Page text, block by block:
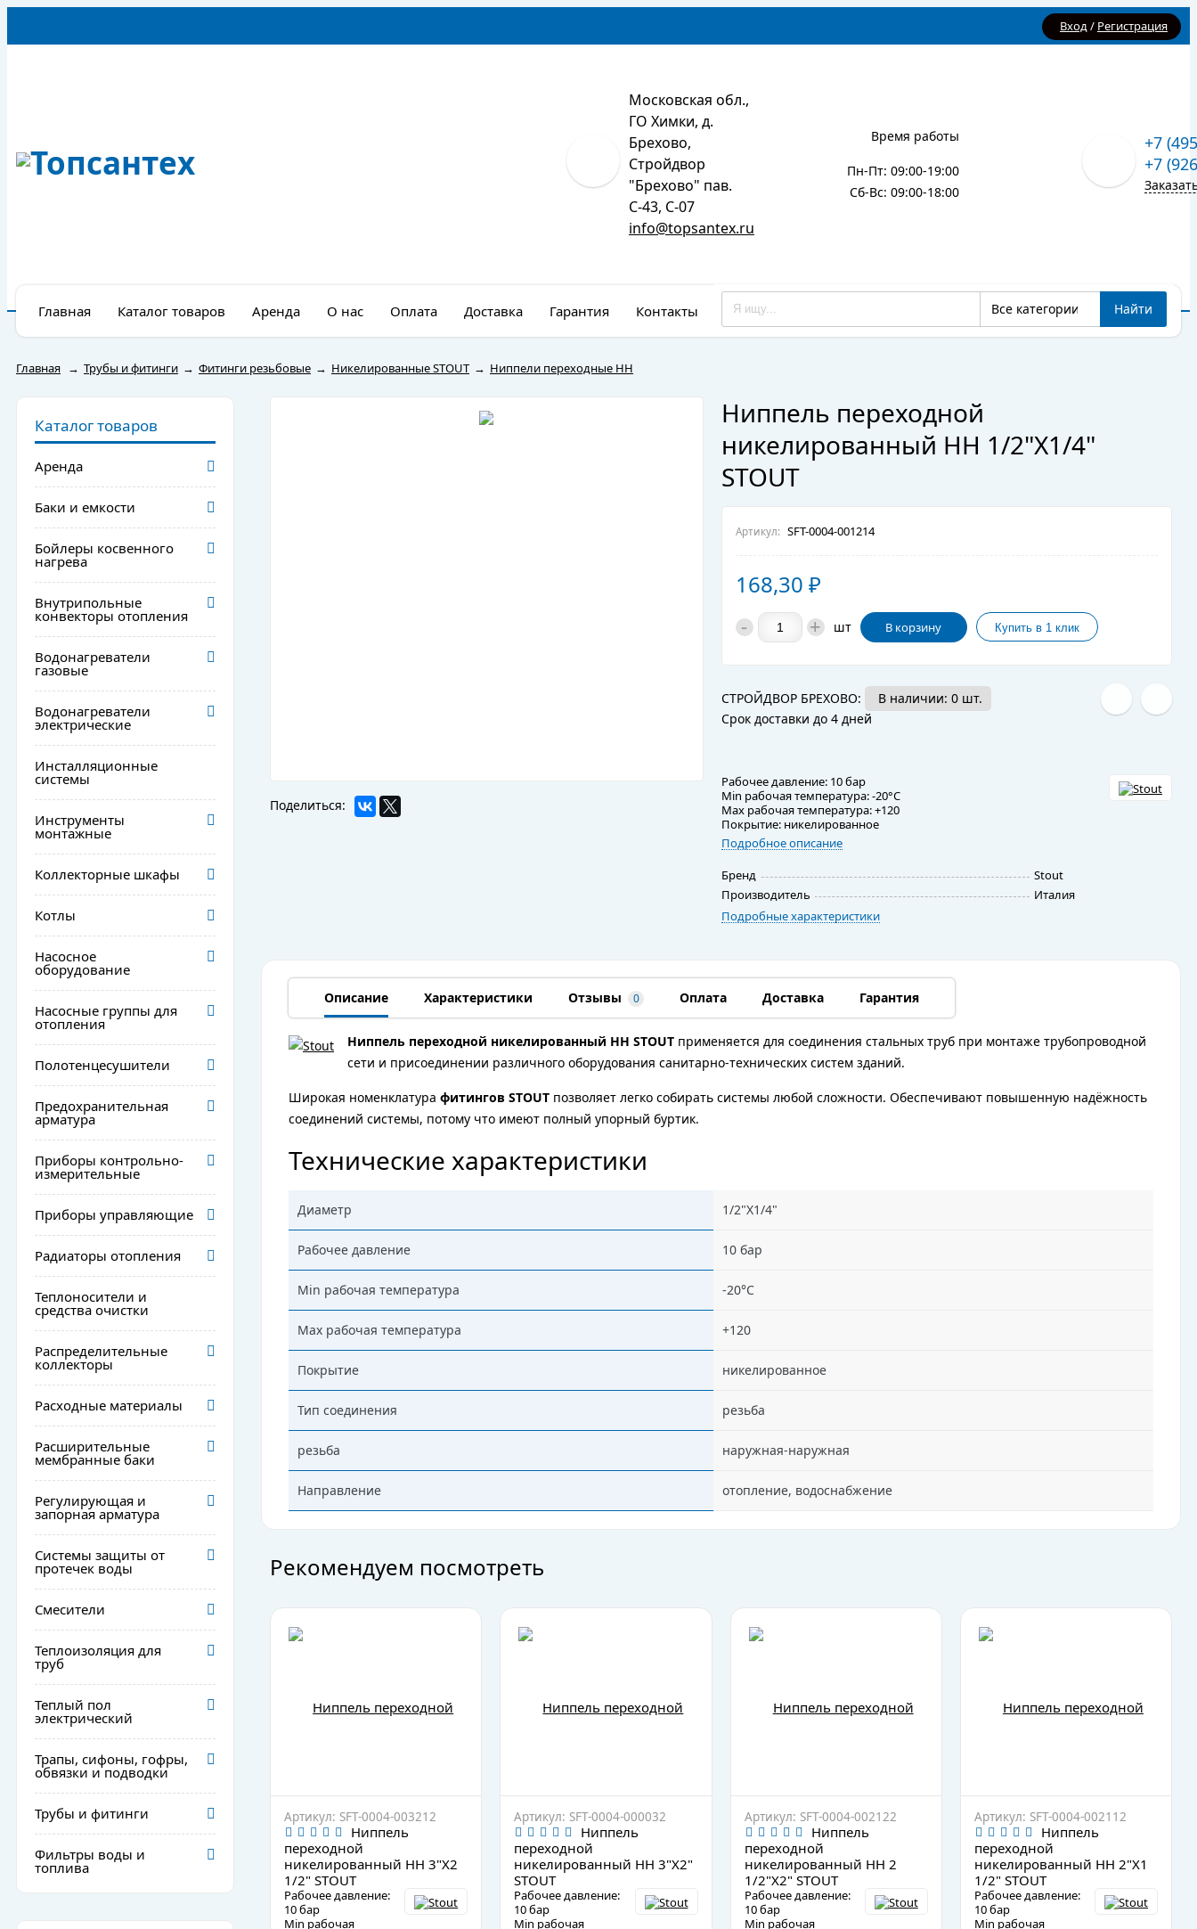
Вход/ Регистрация
Московская обл.,
ГО Химки, д.
Брехово,
Стройдвор
"Брехово" пав.
С-43, С-07
info@topsantex.ru
Время работы
Пн-Пт: 09:00-19:00
Сб-Вс: 09:00-18:00
+7
+7
Все категории Найти
Все категории Найти
Главная Каталог товаров Аренда О нас Оплата Доставка Гарантия Контакты Монтаж
Главная → Трубы и фитинги → Фитинги резьбовые → Никелированные STOUT → Ниппели переходные НН
Каталог товаров
Аренда
Баки и емкости
Бойлеры косвенного
нагрева
Внутрипольные
конвекторы отопления
Водонагреватели
газовые
Водонагреватели
электрические
Инсталляционные
системы
Инструменты
монтажные
Коллекторные шкафы
Котлы
Насосное
оборудование
Насосные группы для
отопления
Полотенцесушители
Предохранительная
арматура
Приборы контрольно-
измерительные
Приборы управляющие
Радиаторы отопления
Теплоносители и
средства очистки
Распределительные
коллекторы
Расходные материалы
Расширительные
мембранные баки
Регулирующая и
запорная арматура
Системы защиты от
протечек воды
Смесители
Теплоизоляция для
труб
Теплый пол
электрический
Трапы, сифоны, гофры,
обвязки и подводки
Трубы и фитинги
Фильтры воды и
топлива
Поделиться:
Ниппель переходной
никелированный HH 1/2"X1/4"
STOUT
Артикул: SFT-0004-001214
168,30 ₽
- + шт В корзину
СТРОЙДВОР БРЕХОВО:
В наличии: 0 шт.
Срок доставки до 4 дней
Рабочее давление: 10 бар
Min рабочая температура: -20°C
Max рабочая температура: +120
Покрытие: никелированное
Подробное описание
Бренд
Stout
Производитель
Италия
Подробные характеристики
Описание Характеристики Отзывы 0 Оплата Доставка Гарантия
Ниппель переходной никелированный HH STOUT применяется для соединения стальных труб при монтаже трубопроводной
сети и присоединении различного оборудования санитарно-технических систем зданий.
Широкая номенклатура фитингов STOUT позволяет легко собирать системы любой сложности. Обеспечивают повышенную надёжность
соединений системы, потому что имеют полный упорный буртик.
Технические характеристики
Диаметр 1/2"X1/4"
Рабочее давление 10 бар
Min рабочая температура -20°C
Max рабочая температура +120
Покрытие никелированное
Тип соединения резьба
резьба наружная-наружная
Направление отопление, водоснабжение
Рекомендуем посмотреть
Артикул: SFT-0004-003212
Ниппель
переходной
никелированный HH 3"X2
1/2" STOUT
Рабочее давление:
10 бар
Min рабочая
Артикул: SFT-0004-000032
Ниппель
переходной
никелированный HH 3"X2"
STOUT
Рабочее давление:
10 бар
Min рабочая
Артикул: SFT-0004-002122
Ниппель
переходной
никелированный HH 2
1/2"X2" STOUT
Рабочее давление:
10 бар
Min рабочая
Артикул: SFT-0004-002112
Ниппель
переходной
никелированный HH 2"X1
1/2" STOUT
Рабочее давление:
10 бар
Min рабочая